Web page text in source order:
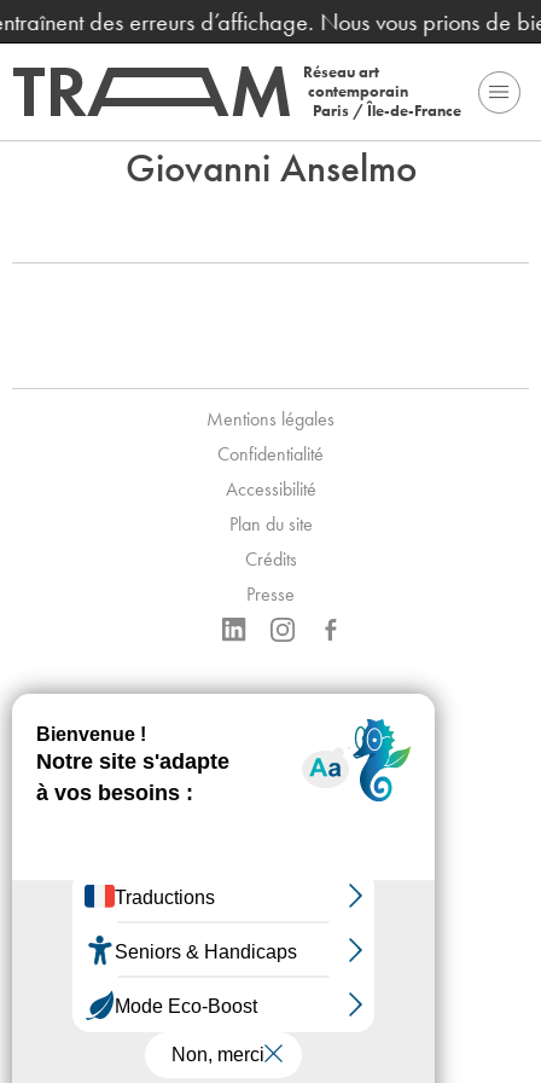
des erreurs d’affichage. Nous vous prions de
Réseau art
contemporain
Paris / Île-de-France
Giovanni Anselmo
Mentions légales
Confidentialité
Accessibilité
Plan du site
Crédits
Presse